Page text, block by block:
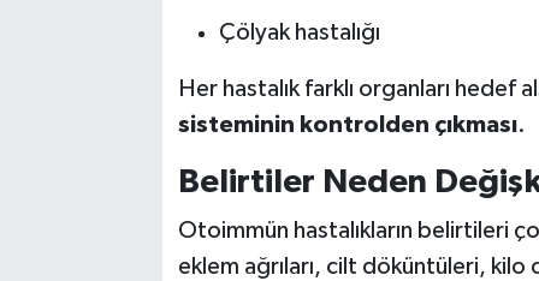
Çölyak hastalığı
Her hastalık farklı organları hedef
sisteminin kontrolden çıkması.
Belirtiler Neden
Otoimmün hastalıkların belirtileri
eklem ağrıları, cilt döküntüleri, kilo